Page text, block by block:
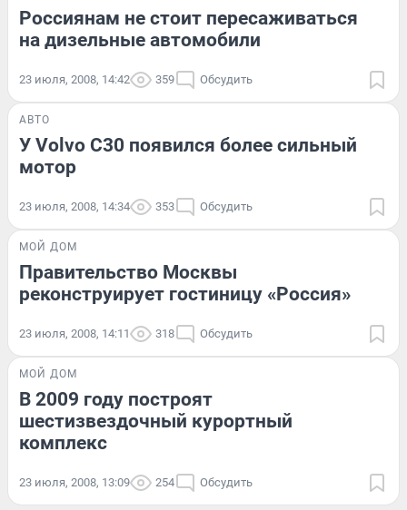
Россиянам не стоит пересаживаться
на дизельные автомобили
23 июля, 2008, 14:42 359 Обсудить
АВТО
У Volvo C30 появился более сильный
мотор
23 июля, 2008, 14:34 353 Обсудить
МОЙ ДОМ
Правительство Москвы
реконструирует гостиницу «Россия»
23 июля, 2008, 14:11 318 Обсудить
МОЙ ДОМ
В 2009 году построят
шестизвездочный курортный
комплекс
23 июля, 2008, 13:09 254 Обсудить